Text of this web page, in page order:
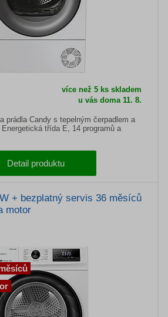
více než 5 ks skladem
u vás doma 11. 8.
prádla Candy s tepelným čerpadlem a
třída E, 14 programů a
Detail produktu
+ bezplatný servis 36 měsíců
motor